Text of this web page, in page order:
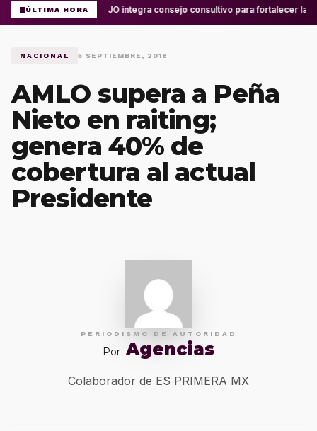
ÚLTIMA HORAUABJO integra consejo consultivo para fortalecer la
NACIONAL 6 SEPTIEMBRE, 2018
AMLO supera a Peña
Nieto en raiting;
genera 40% de
cobertura al actual
Presidente
PERIODISMO DE AUTORIDAD
Por Agencias
Colaborador de ES PRIMERA MX